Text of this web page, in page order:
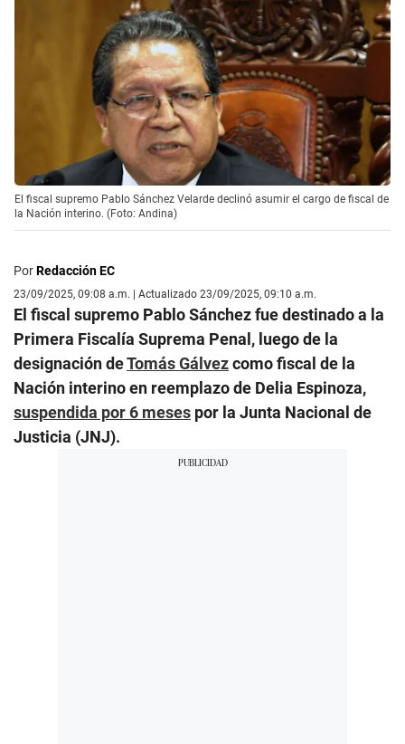
El fiscal supremo Pablo Sánchez Velarde declinó asumir el cargo de fiscal de
la Nación interino. (Foto: Andina)
PorRedacción EC
23/09/2025, 09:08 a.m. | Actualizado 23/09/2025, 09:10 a.m.
El fiscal supremo Pablo Sánchez fue destinado a la
Primera Fiscalía Suprema Penal, luego de la
designación deTomás Gálvezcomo fiscal de la
Nación interino en reemplazo de Delia Espinoza,
suspendida por 6 meses por la Junta Nacional de
Justicia (JNJ).